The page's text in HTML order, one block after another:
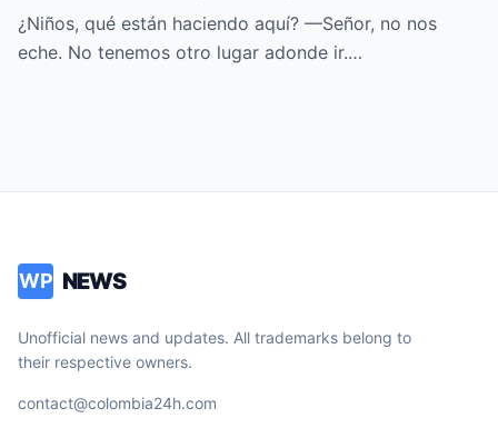
CAMBIÓ su DESTINO
¿Niños, qué están haciendo aquí? —Señor, no nos
eche. No tenemos otro lugar adonde ir.…
WP NEWS
Unofficial news and updates. All trademarks belong to
their respective owners.
contact@colombia24h.com